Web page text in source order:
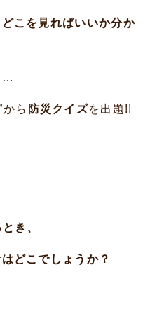
こを見ればいいか分か
…
から 防災クイズを出題!!
き、
どこでしょうか？